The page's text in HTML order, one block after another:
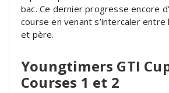
bac. Ce dernier progresse encore
course en venant s’intercaler entre
et père.
Youngtimers GTI
Courses 1 et 2